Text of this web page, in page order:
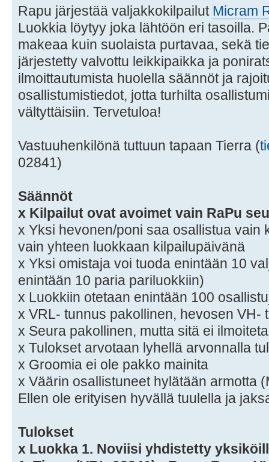
Rapu järjestää valjakkokilpailut Micram
Luokkia löytyy joka lähtöön eri tasoilla.
makeaa kuin suolaista purtavaa, sekä
järjestetty valvottu leikkipaikka ja
ilmoittautumista huolella säännöt ja
osallistumistiedot, jotta turhilta
vältyttäisiin. Tervetuloa!
Vastuuhenkilönä tuttuun tapaan Tierra (
02841)
Säännöt
x Kilpailut ovat avoimet vain RaPu
x Yksi hevonen/poni saa osallistua vain
vain yhteen luokkaan kilpailupäivänä
x Yksi omistaja voi tuoda enintään 10
enintään 10 paria pariluokkiin)
x Luokkiin otetaan enintään 100
x VRL- tunnus pakollinen, hevosen VH-
x Seura pakollinen, mutta sitä ei
x Tulokset arvotaan lyhellä arvonnalla
x Groomia ei ole pakko mainita
x Väärin osallistuneet hylätään armotta
Ellen ole erityisen hyvällä tuulella ja
Tulokset
x Luokka 1. Noviisi yhdistetty